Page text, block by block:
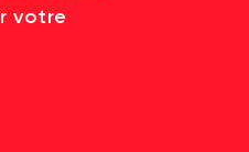
votre